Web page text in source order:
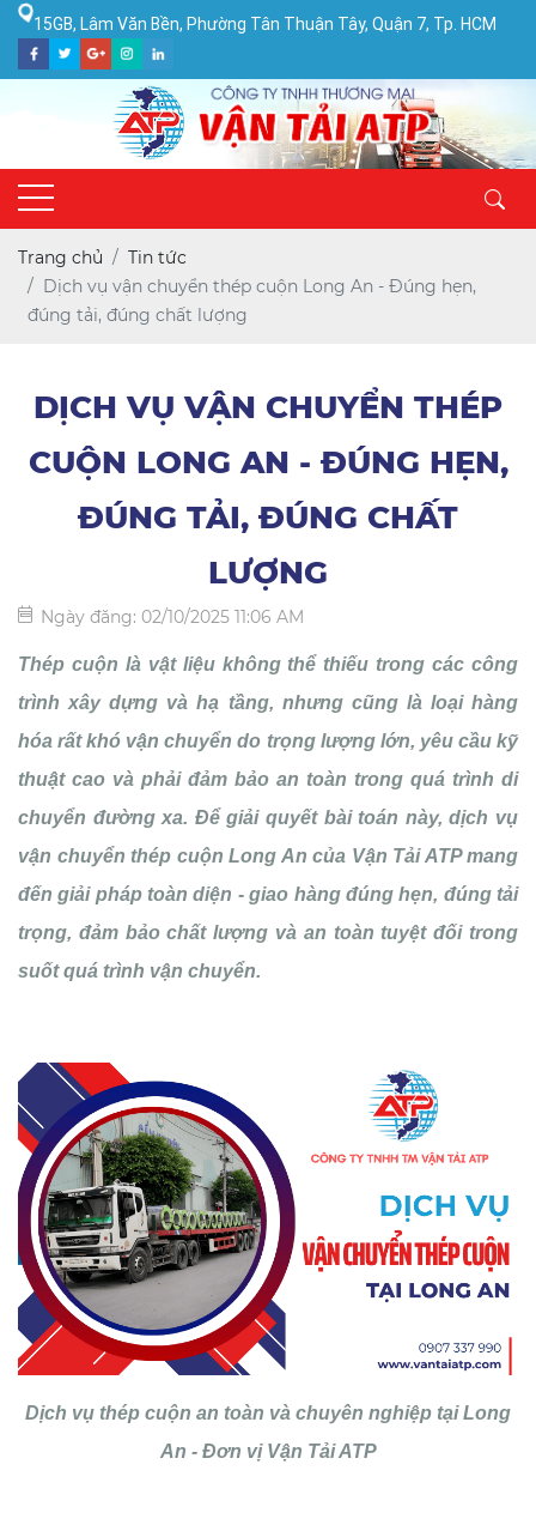
15GB, Lâm Văn Bền, Phường Tân Thuận Tây, Quận 7, Tp. HCM
Trang chủ
Tin tức
Dịch vụ vận chuyển thép cuộn Long An - Đúng hẹn,
đúng tải, đúng chất lượng
DỊCH VỤ VẬN CHUYỂN THÉP
CUỘN LONG AN - ĐÚNG HẸN,
ĐÚNG TẢI, ĐÚNG CHẤT
LƯỢNG
Ngày đăng: 02/10/2025 11:06 AM
Thép cuộn là vật liệu không thể thiếu trong các công
trình xây dựng và hạ tầng, nhưng cũng là loại hàng
hóa rất khó vận chuyển do trọng lượng lớn, yêu cầu kỹ
thuật cao và phải đảm bảo an toàn trong quá trình di
chuyển đường xa. Để giải quyết bài toán này, dịch vụ
vận chuyển thép cuộn Long An của Vận Tải ATP mang
đến giải pháp toàn diện - giao hàng đúng hẹn, đúng tải
trọng, đảm bảo chất lượng và an toàn tuyệt đối trong
suốt quá trình vận chuyển.
Dịch vụ thép cuộn an toàn và chuyên nghiệp tại Long
An - Đơn vị Vận Tải ATP